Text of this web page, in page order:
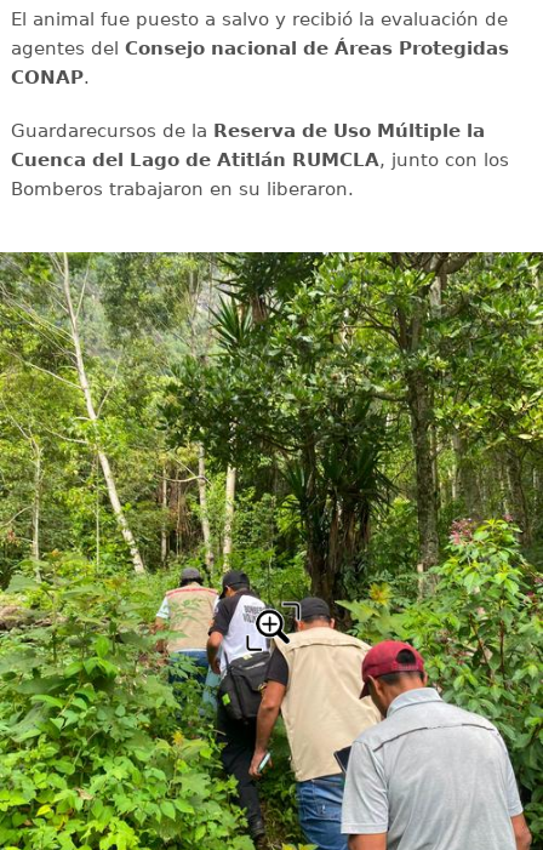
El animal fue puesto a salvo y recibió la evaluación de
agentes del Consejo nacional de Áreas Protegidas
CONAP.
Guardarecursos de la Reserva de Uso Múltiple la
Cuenca del Lago de Atitlán RUMCLA, junto con los
Bomberos trabajaron en su liberaron.